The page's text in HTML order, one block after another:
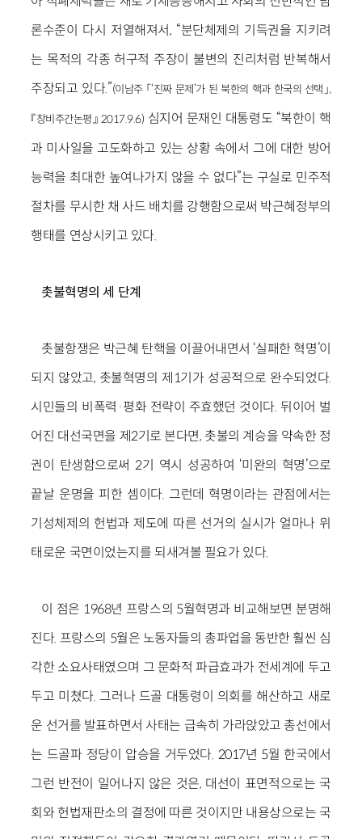
론수준이 다시 저열해져서, “분단체제의 기득권을 지키려
는 목적의 각종 허구적 주장이 불변의 진리처럼 반복해서
주장되고 있다.”(이남주 「‘진짜 문제’가 된 북한의 핵과 한국의 선택」,
『창비주간논평』 2017.9.6) 심지어 문재인 대통령도 “북한이 핵
과 미사일을 고도화하고 있는 상황 속에서 그에 대한 방어
능력을 최대한 높여나가지 않을 수 없다”는 구실로 민주적
절차를 무시한 채 사드 배치를 강행함으로써 박근혜정부의
행태를 연상시키고 있다.
촛불혁명의 세 단계
촛불항쟁은 박근혜 탄핵을 이끌어내면서 ‘실패한 혁명’이
되지 않았고, 촛불혁명의 제1기가 성공적으로 완수되었다.
시민들의 비폭력·평화 전략이 주효했던 것이다. 뒤이어 벌
어진 대선국면을 제2기로 본다면, 촛불의 계승을 약속한 정
권이 탄생함으로써 2기 역시 성공하여 ‘미완의 혁명’으로
끝날 운명을 피한 셈이다. 그런데 혁명이라는 관점에서는
기성체제의 헌법과 제도에 따른 선거의 실시가 얼마나 위
태로운 국면이었는지를 되새겨볼 필요가 있다.
이 점은 1968년 프랑스의 5월혁명과 비교해보면 분명해
진다. 프랑스의 5월은 노동자들의 총파업을 동반한 훨씬 심
각한 소요사태였으며 그 문화적 파급효과가 전세계에 두고
두고 미쳤다. 그러나 드골 대통령이 의회를 해산하고 새로
운 선거를 발표하면서 사태는 급속히 가라앉았고 총선에서
는 드골파 정당이 압승을 거두었다. 2017년 5월 한국에서
그런 반전이 일어나지 않은 것은, 대선이 표면적으로는 국
회와 헌법재판소의 결정에 따른 것이지만 내용상으로는 국